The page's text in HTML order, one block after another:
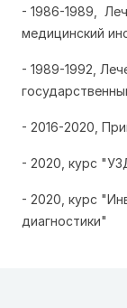
- 1986-1989,
медицинский
- 1989-1992,
- 2016-2020,
- 2020, курс
- 2020, курс
диагностики"